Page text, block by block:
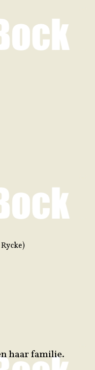
haar familie.